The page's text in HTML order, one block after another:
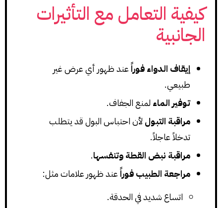
كيفية التعامل مع التأثيرات
الجانبية
إيقاف الدواء فوراًعند ظهور أي عرض غير
طبيعي.
توفير الماء لمنع الجفاف.
مراقبة التبول لأن احتباس البول قد يتطلب
تدخلاً عاجلاً.
مراقبة نبض القطة وتنفسها.
مراجعة الطبيب فوراًعند ظهور علامات مثل:
اتساع شديد في الحدقة.